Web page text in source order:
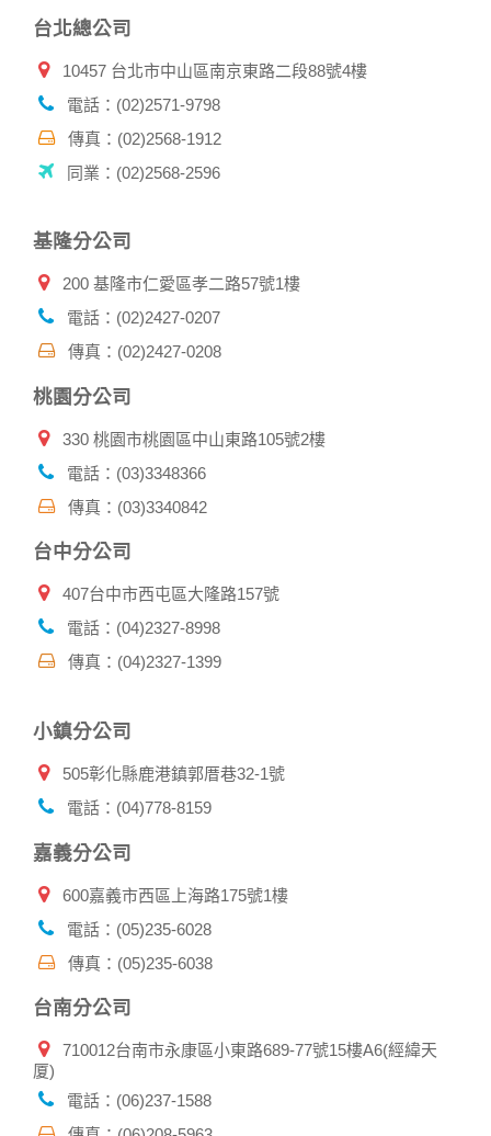
當您註冊成功，並登入使用我們的服務後，我們即取得您的資
號、電子郵件、出生日期、性別、行業等相關資料，當您註冊
成功，並登入使用我們的服務後，本網站即取得您的資料。
其他除了上述，會保留您在上網瀏覽或查詢時，伺服器自行產
生的相關記錄，包括您使用連線設備的 IP 位址、使用時間、使
的瀏覽器予以標示，歸納使用者瀏覽器在本網站內部所瀏覽的
商，或與連結本網站，也可能蒐集您個人的資料。對於您主動
保護政策，其資料處理措施不適用本網站隱私權保護政策，本
公司不負任何連帶責任。
或電子郵件給您。本公司除了在該資料或電子郵件上註明是由
收這些資料或電子郵件的方法及說明。
資料使用:
本公司不會向任何人出售或出借您的個人識別資料。
資料：
違反本公司旗下網站的會員條款或產品、服務的特定使用指
2.為了保護使用者個人隱私，我們無法為您查詢其他使用者的
帳號資料。若您有相關法律上問題需查閱他人資料時，請務必
有相關資料，以協助調查及破案！
請妥善保管您在本公司及相關企業伙伴網站的帳號、密碼或個
本公司相關企業伙伴網站所提供的服務後，務必記得登出帳戶
或關閉網頁瀏覽器，以防止他人讀取您的個人資料。
問或訂購時，請立即通知本站。
台北總公司
10457 台北市中山區南京東路二段88號4樓
電話：(02)2571-9798
傳真：(02)2568-1912
同業：(02)2568-2596
基隆分公司
200 基隆市仁愛區孝二路57號1樓
電話：(02)2427-0207
傳真：(02)2427-0208
桃園分公司
330 桃園市桃園區中山東路105號2樓
電話：(03)3348366
傳真：(03)3340842
台中分公司
407台中市西屯區大隆路157號
電話：(04)2327-8998
傳真：(04)2327-1399
小鎮分公司
505彰化縣鹿港鎮郭厝巷32-1號
電話：(04)778-8159
嘉義分公司
600嘉義市西區上海路175號1樓
電話：(05)235-6028
傳真：(05)235-6038
台南分公司
710012台南市永康區小東路689-77號15樓A6(經緯天
厦)
電話：(06)237-1588